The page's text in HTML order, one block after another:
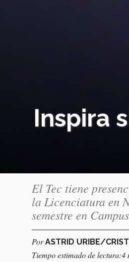
Inspira
El Tec tiene
la Licenciatura en
semestre en
PorASTRID URIBE/
Tiempo estimado de lectura:4